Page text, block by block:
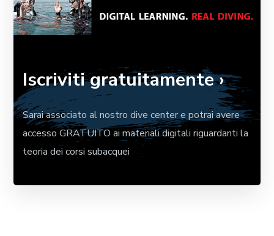
Iscriviti gratuitamente ›
Sarai associato al nostro dive center e potrai avere
accesso GRATUITO ai materiali digitali riguardanti la
teoria dei corsi subacquei